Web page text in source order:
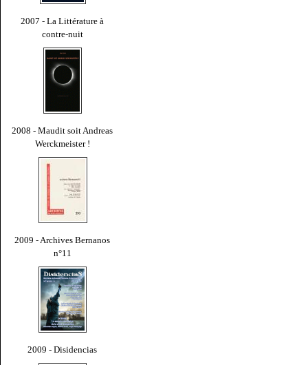
2007 - La Littérature à
contre-nuit
2008 - Maudit soit Andreas
Werckmeister !
2009 - Archives Bernanos
n°11
2009 - Disidencias